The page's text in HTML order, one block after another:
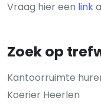
Vraag hier een link
Zoek op
Kantoorruimte
Koerier Heerlen